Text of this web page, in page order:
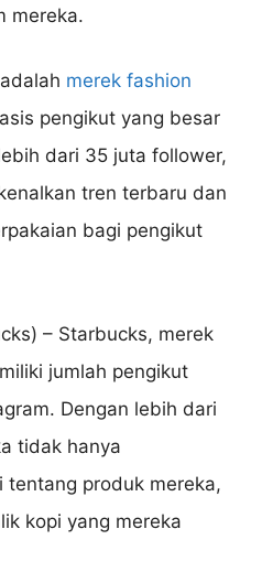
mereka.
merek fashion
pengikut yang besar
dari 35 juta follower,
tren terbaru dan
bagi pengikut
– Starbucks, merek
jumlah pengikut
Dengan lebih dari
tidak hanya
tentang produk mereka,
kopi yang mereka